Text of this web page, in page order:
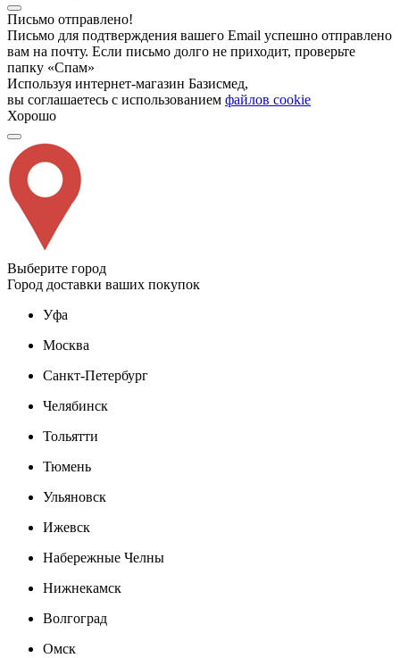
Письмо отправлено!
Письмо для подтверждения вашего Email успешно отправлено
вам на почту. Если письмо долго не приходит, проверьте
папку «Спам»
Используя интернет-магазин Базисмед,
вы соглашаетесь с использованием файлов cookie
Хорошо
Выберите город
Город доставки ваших покупок
Уфа
Москва
Санкт-Петербург
Челябинск
Тольятти
Тюмень
Ульяновск
Ижевск
Набережные Челны
Нижнекамск
Волгоград
Омск